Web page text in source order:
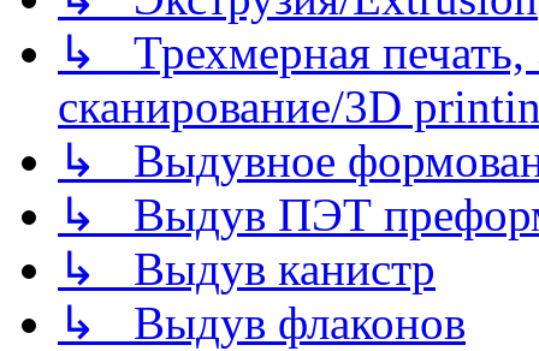
↳ Трехмерная
сканирование/3D
↳ Выдувное
↳ Выдув ПЭТ
↳ Выдув канистр
↳ Выдув флаконов